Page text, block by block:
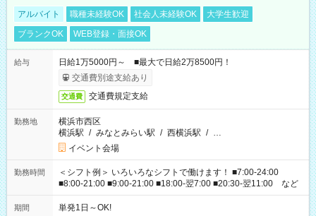
アルバイト 職種未経験OK 社会人未経験OK
大学生歓迎
ブランクOK
WEB登録・面接OK
給与
日給1万5000円～ ■最大で日給2万8500円！
交通費別途支給あり
交通費 交通費規定支給
勤務地
横浜市西区
横浜駅 / みなとみらい駅 / 西横浜駅 / …
イベント会場
勤務時間
＜シフト例＞ いろいろなシフトで働けます！ ■7:00-24:00
■8:00-21:00 ■9:00-21:00 ■18:00-翌7:00 ■20:30-翌11:00 など
期間 単発1日～OK!